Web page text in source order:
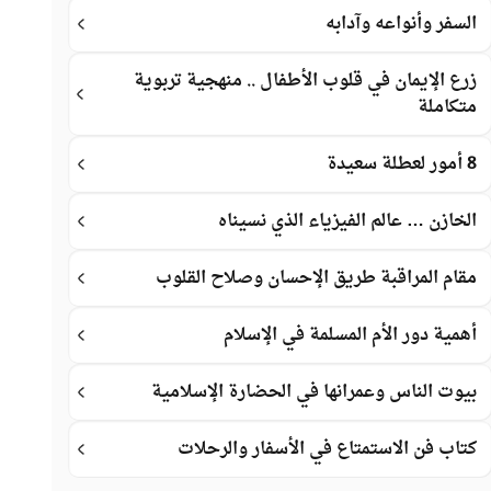
السفر وأنواعه وآدابه
زرع الإيمان في قلوب الأطفال .. منهجية تربوية
متكاملة
8 أمور لعطلة سعيدة
الخازن … عالم الفيزياء الذي نسيناه
مقام المراقبة طريق الإحسان وصلاح القلوب
أهمية دور الأم المسلمة في الإسلام
بيوت الناس وعمرانها في الحضارة الإسلامية
كتاب فن الاستمتاع في الأسفار والرحلات